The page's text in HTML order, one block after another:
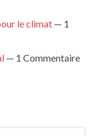
le climat — 1
— 1 Commentaire